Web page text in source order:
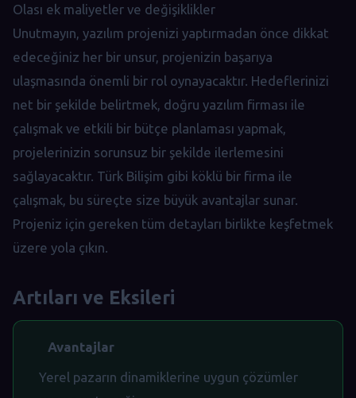
Olası ek maliyetler ve değişiklikler
Unutmayın, yazılım projenizi yaptırmadan önce dikkat
edeceğiniz her bir unsur, projenizin başarıya
ulaşmasında önemli bir rol oynayacaktır. Hedeflerinizi
net bir şekilde belirtmek, doğru yazılım firması ile
çalışmak ve etkili bir bütçe planlaması yapmak,
projelerinizin sorunsuz bir şekilde ilerlemesini
sağlayacaktır. Türk Bilişim gibi köklü bir firma ile
çalışmak, bu süreçte size büyük avantajlar sunar.
Projeniz için gereken tüm detayları birlikte keşfetmek
üzere yola çıkın.
Artıları ve Eksileri
Avantajlar
Yerel pazarın dinamiklerine uygun çözümler